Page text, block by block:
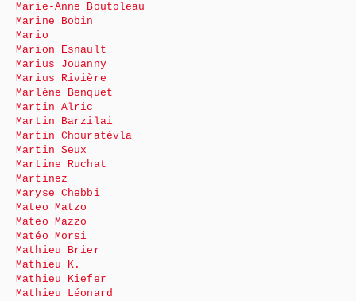
Marie-Anne Boutoleau
Marine Bobin
Mario
Marion Esnault
Marius Jouanny
Marius Rivière
Marlène Benquet
Martin Alric
Martin Barzilai
Martin Chouratévla
Martin Seux
Martine Ruchat
Martinez
Maryse Chebbi
Mateo Matzo
Mateo Mazzo
Matéo Morsi
Mathieu Brier
Mathieu K.
Mathieu Kiefer
Mathieu Léonard